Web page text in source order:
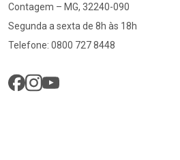
Contagem – MG, 32240-090
Segunda a sexta de 8h às 18h
Telefone: 0800 727 8448